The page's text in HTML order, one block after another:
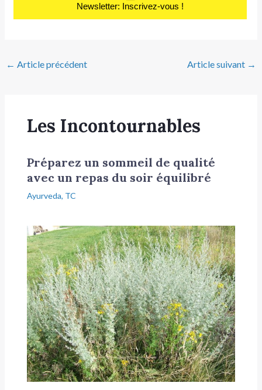
Newsletter: Inscrivez-vous !
← Article précédent Article suivant →
Les Incontournables
Préparez un sommeil de qualité
avec un repas du soir équilibré
Ayurveda, TC